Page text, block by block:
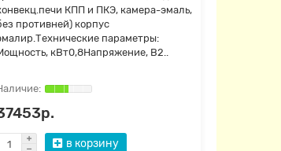
КПП и ПКЭ, камера-эмаль,
противней) корпус
параметры:
кВт0,8Напряжение, В2..
в корзину